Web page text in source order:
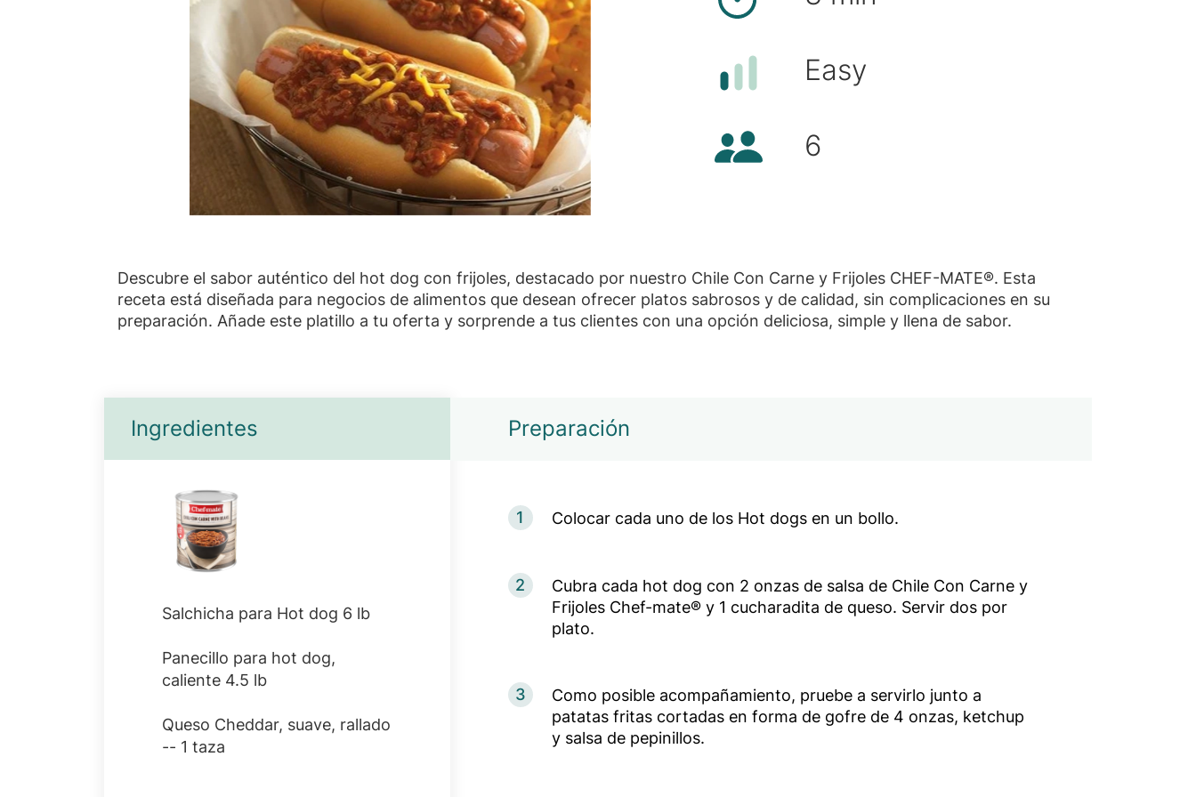
Dificultad
Easy
Cantidad de porciones
6
Descubre el sabor auténtico del hot dog con frijoles, destacado por nuestro Chile Con Carne y Frijoles CHEF-MATE®. Esta
receta está diseñada para negocios de alimentos que desean ofrecer platos sabrosos y de calidad, sin complicaciones en su
preparación. Añade este platillo a tu oferta y sorprende a tus clientes con una opción deliciosa, simple y llena de sabor.
Ingredientes
Salchicha para Hot dog 6 lb
Panecillo para hot dog,
caliente 4.5 lb
Queso Cheddar, suave, rallado
-- 1 taza
Preparación
1 Colocar cada uno de los Hot dogs en un bollo.
2
Cubra cada hot dog con 2 onzas de salsa de Chile Con Carne y
Frijoles Chef-mate® y 1 cucharadita de queso. Servir dos por
plato.
3
Como posible acompañamiento, pruebe a servirlo junto a
patatas fritas cortadas en forma de gofre de 4 onzas, ketchup
y salsa de pepinillos.